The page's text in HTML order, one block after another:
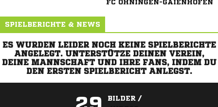
FC ÖHNINGEN-GAIENHOFEN
SPIELBERICHTE & NEWS
ES WURDEN LEIDER NOCH KEINE SPIELBERICHTE
ANGELEGT. UNTERSTÜTZE DEINEN VEREIN,
DEINE MANNSCHAFT UND IHRE FANS, INDEM DU
DEN ERSTEN SPIELBERICHT ANLEGST.
BILDER /